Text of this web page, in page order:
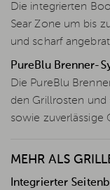
Die integrierten
Sear Zone um bis
und scharf
PureBlu Brenner-
Die PureBlu
den Grillrosten
sowie zuverlässige
MEHR ALS
Integrierter